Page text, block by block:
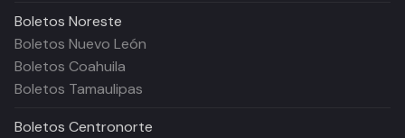
Boletos Noreste
Boletos Nuevo León
Boletos Coahuila
Boletos Tamaulipas
Boletos Centronorte